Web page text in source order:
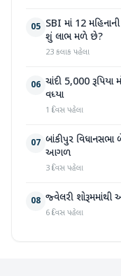
05 SBI માં 12
શું લાભ મળે છે?
23 કલાક પહેલા
06 ચાંદી 5,000 રૂપિયા
વધ્યા
1 દિવસ પહેલા
07 બાંકીપુર વિધાનસભા
આગળ
3 દિવસ પહેલા
08 જ્વેલરી શોરૂમમાંથી
6 દિવસ પહેલા